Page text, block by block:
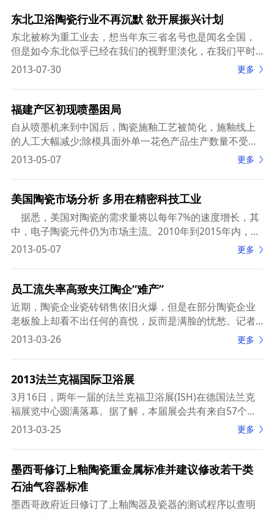
东北卫浴陶瓷行业不再沉默 欲开展振兴计划
东北被称为重工业去，想当年东三省名号也是闻名全国，
但是如今东北似乎已经在我们的视野里淡化，在我们平时
的新闻当中也甚少听到有关东北的信息。而在卫浴陶瓷行
2013-07-30 更多
福建产区初现喷墨困局
自从喷墨机来到中国后，陶瓷施釉工艺被简化，施釉线上
的人工大幅减少;除模具面外单一花色产品生产数量不受限
制，这也意味着陶瓷行业定制化时代即将来临。同时也为
2013-05-07 更多
美国陶瓷市场分析 多用在精密科技工业
据悉，美国对陶瓷的需求量将以每年7%的速度增长，其
中，电子陶瓷元件仍为市场主流。2010年到2015年内，氧
化铝、氧化钛、氧化锆、碳化矽、氮化矽等涂层、复合制
2013-05-07 更多
员工流失率高致夹江陶企“难产”
近期，陶瓷企业瓷砖销售依旧火爆，但是在部分陶瓷企业
老板脸上却看不出任何的喜悦，反而是满脸的忧愁。记者
详细了解后才知，原来是因为人员流失严重，导致部分生
2013-03-26 更多
2013法兰克福国际卫浴展
3月16日，两年一届的法兰克福卫浴展(ISH)在德国法兰克
福展览中心圆满落幕。据了解，本届展会共有来自57个国
家2343家参展商参加爱，其中共有144家中国企业参加，
2013-03-25 更多
墨西哥修订上釉陶瓷重金属标准并建议修改若干类
石油气容器标准
墨西哥政府近日修订了上釉陶器及瓷器的测试程序以查明